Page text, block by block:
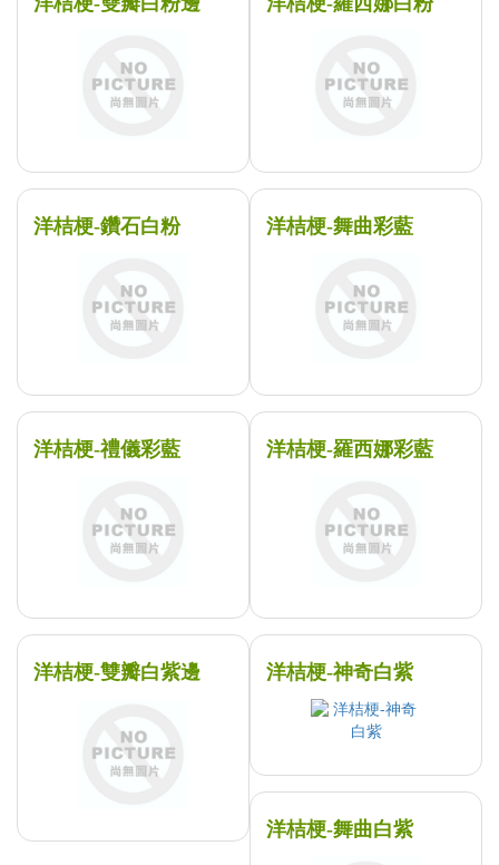
洋桔梗-鑽石白粉 洋桔梗-舞曲彩藍
洋桔梗-禮儀彩藍 洋桔梗-羅西娜彩藍
洋桔梗-雙瓣白紫邊 洋桔梗-神奇白紫
洋桔梗-舞曲白紫